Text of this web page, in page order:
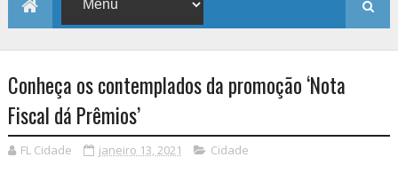
Conheça os contemplados da promoção ‘Nota
Fiscal dá Prêmios’
FL Cidade janeiro 13, 2021 Cidade